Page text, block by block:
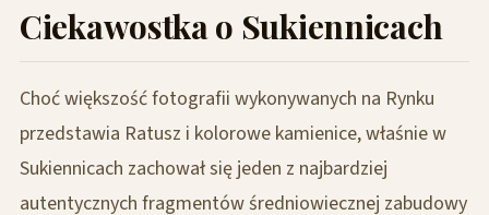
Ciekawostka o Sukiennicach
Choć większość fotografii wykonywanych na Rynku
przedstawia Ratusz i kolorowe kamienice, właśnie w
Sukiennicach zachował się jeden z najbardziej
autentycznych fragmentów średniowiecznej zabudowy